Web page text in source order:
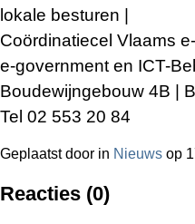
lokale besturen |
Coördinatiecel Vlaams
e-government en ICT-
Boudewijngebouw 4B |
Tel 02 553 20 84
Geplaatst door in Nieuws op
Reacties (0)